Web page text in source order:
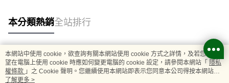
本分類熱銷全站排行
熱門標籤
本網站中使用 cookie，欲查詢有關本網站使用 cookie 方式之詳情，及若您不希
望在電腦上使用 cookie 時應如何變更電腦的 cookie 設定，請參閱本網站「 隱私
權條款 」之 Cookie 聲明。您繼續使用本網站即表示您同意本公司得按本網站使
用條款之 Cookie 聲明使用 cookie。
了解更多 >